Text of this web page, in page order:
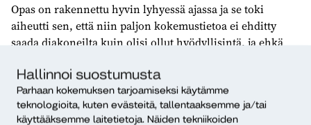
Hallinnoi suostumusta
Parhaan kokemuksen tarjoamiseksi käytämme
teknologioita, kuten evästeitä, tallentaaksemme ja/tai
käyttääksemme laitetietoja. Näiden tekniikoiden
Opas on rakennettu hyvin lyhyessä ajassa ja se toki
aiheutti sen, että niin paljon kokemustietoa ei ehditty
saada diakoneilta kuin olisi ollut hyödyllisintä, ja ehkä
kaiken kaikkiaan riittävästi niin, että käytetyn
tutkimustiedon ja järjestöiltä saadun tiedon avulla pystyi
rakentamaan riittävästi tietoa sisältävän oppaan.